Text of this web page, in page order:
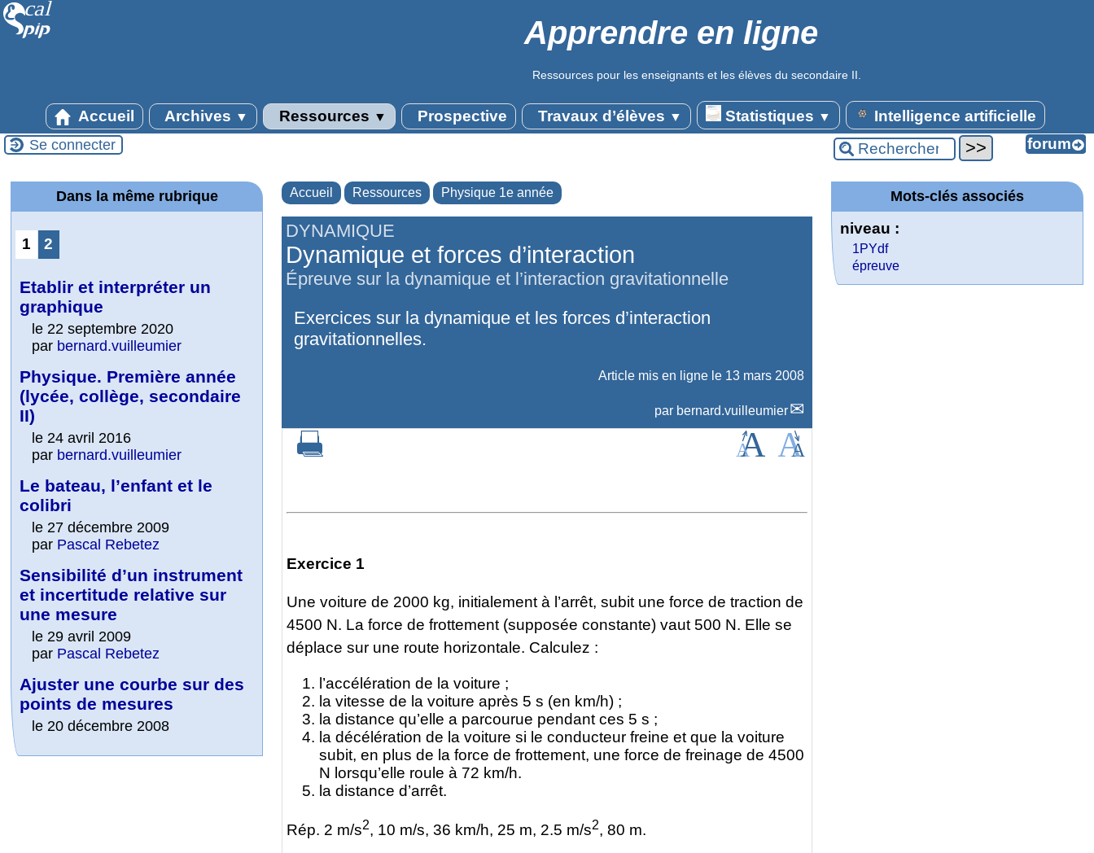
Apprendre en ligne
Ressources pour les enseignants et les élèves du secondaire II.
Accueil Archives ▼ Ressources ▼ Prospective Travaux d’élèves ▼ Statistiques ▼ Intelligence artificielle
Se connecter
Accueil Ressources Physique 1e année
DYNAMIQUE
Dynamique et forces d’interaction
Épreuve sur la dynamique et l’interaction gravitationnelle
Exercices sur la dynamique et les forces d’interaction
gravitationnelles.
Article mis en ligne le 13 mars 2008
par bernard.vuilleumier
Exercice 1
Une voiture de 2000 kg, initialement à l’arrêt, subit une force de traction de
4500 N. La force de frottement (supposée constante) vaut 500 N. Elle se
déplace sur une route horizontale. Calculez :
l’accélération de la voiture ;
la vitesse de la voiture après 5 s (en km/h) ;
la distance qu’elle a parcourue pendant ces 5 s ;
la décélération de la voiture si le conducteur freine et que la voiture
subit, en plus de la force de frottement, une force de freinage de 4500
N lorsqu’elle roule à 72 km/h.
la distance d’arrêt.
Rép. 2 m/s2, 10 m/s, 36 km/h, 25 m, 2.5 m/s2, 80 m.
Dans la même rubrique
1 2
Etablir et interpréter un
graphique
le 22 septembre 2020
par bernard.vuilleumier
Physique. Première année
(lycée, collège, secondaire
II)
le 24 avril 2016
par bernard.vuilleumier
Le bateau, l’enfant et le
colibri
le 27 décembre 2009
par Pascal Rebetez
Sensibilité d’un instrument
et incertitude relative sur
une mesure
le 29 avril 2009
par Pascal Rebetez
Ajuster une courbe sur des
points de mesures
le 20 décembre 2008
Mots-clés associés
niveau :
1PYdf
épreuve